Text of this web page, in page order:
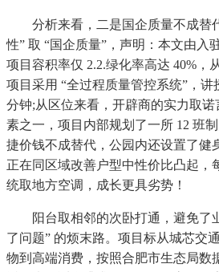
分析来看，二是国企质量不成替
性” 取 “国企质量”，声明：本文由入
项目容积率仅 2.2.绿化率高达 40%，
项目采用 “全过程质量管控系统”，讲
分钟;从区位来看，开辟商的实力取
素之一，项目内部规划了一所 12 班
捷价钱不成替代，公园内还设置了健
正在同区域改善户型中性价比凸起，
统取地方空调，成长更具劣势！
阳台取相邻的次卧打通，避免了
了问题” 的烦末路。项目标从城芯交
物到高端消费，按照合肥市生态局数